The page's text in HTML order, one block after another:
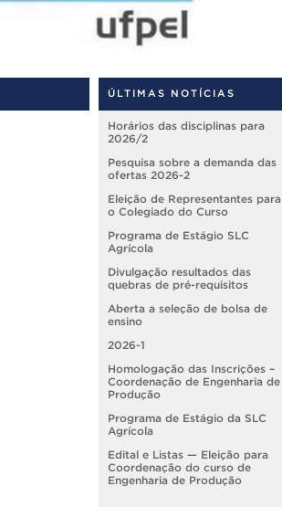
ÚLTIMAS NOTÍCIAS
Horários das disciplinas para
2026/2
Pesquisa sobre a demanda das
ofertas 2026-2
Eleição de Representantes para
o Colegiado do Curso
Programa de Estágio SLC
Agrícola
Divulgação resultados das
quebras de pré-requisitos
Aberta a seleção de bolsa de
ensino
2026-1
Homologação das Inscrições –
Coordenação de Engenharia de
Produção
Programa de Estágio da SLC
Agrícola
Edital e Listas — Eleição para
Coordenação do curso de
Engenharia de Produção